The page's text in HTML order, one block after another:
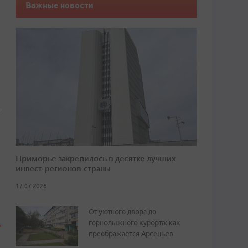
Важные новости
Приморье закрепилось в десятке лучших
инвест-регионов страны
17.07.2026
От уютного двора до
горнолыжного курорта: как
преображается Арсеньев